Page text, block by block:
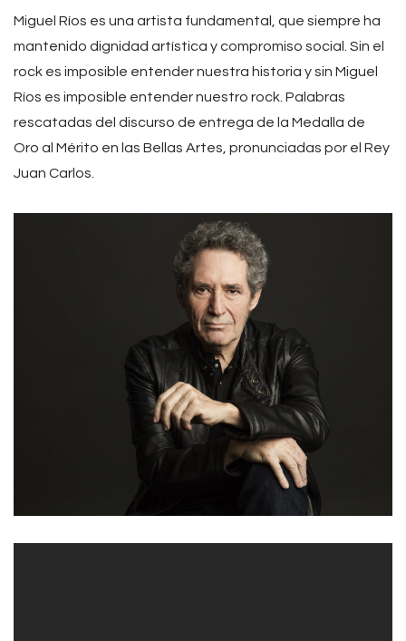
Miguel Ríos es una artista fundamental, que siempre ha
mantenido dignidad artística y compromiso social. Sin el
rock es imposible entender nuestra historia y sin Miguel
Ríos es imposible entender nuestro rock. Palabras
rescatadas del discurso de entrega de la Medalla de
Oro al Mérito en las Bellas Artes, pronunciadas por el Rey
Juan Carlos.